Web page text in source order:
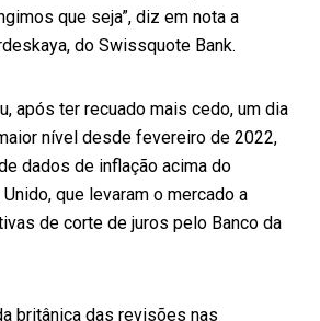
que seja”, diz em nota a
do Swissquote Bank.
após ter recuado mais cedo, um dia
nível desde fevereiro de 2022,
dados de inflação acima do
que levaram o mercado a
de corte de juros pelo Banco da
britânica das revisões nas